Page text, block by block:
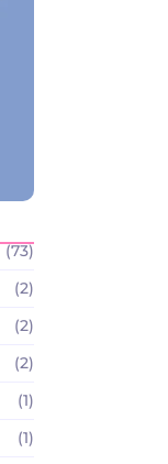
(73)
(2)
(2)
(2)
(1)
(1)